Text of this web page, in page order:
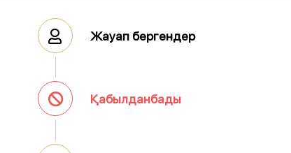
Жауап бергендер
Қабылданбады